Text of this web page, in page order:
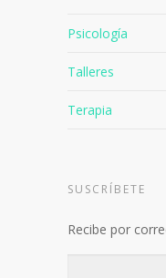
Psicología
Talleres
Terapia
SUSCRÍBETE
Recibe por